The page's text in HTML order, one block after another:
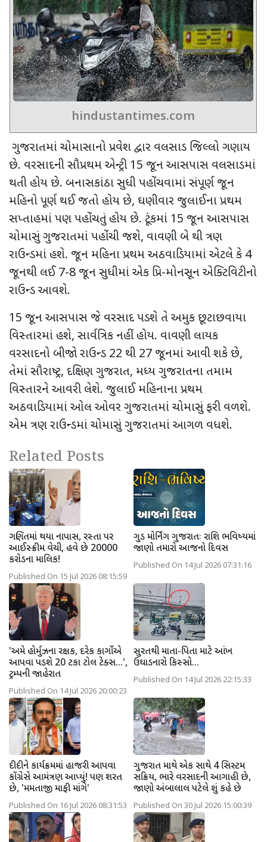
hindustantimes.com
ગુજરાતમાં ચોમાસાનો પ્રવેશ દ્વાર વલસાડ જિલ્લો ગણાય
છે. વરસાદની સૌપ્રથમ એન્ટ્રી 15 જૂન આસપાસ વલસાડમાં
થતી હોય છે. બનાસકાંઠા સુધી પહોંચવામાં સંપૂર્ણ જૂન
મહિનો પૂર્ણ થઈ જતો હોય છે, ઘણીવાર જુલાઈના પ્રથમ
સપ્તાહમાં પણ પહોંચતું હોય છે. ટૂંકમાં 15 જૂન આસપાસ
ચોમાસું ગુજરાતમાં પહોંચી જશે, વાવણી બે થી ત્રણ
રાઉન્ડમાં હશે. જૂન મહિના પ્રથમ અઠવાડિયામાં એટલે કે 4
જૂનથી લઈ 7-8 જૂન સુધીમાં એક પ્રિ-મોનસૂન એક્ટિવિટીનો
રાઉન્ડ આવશે.
15 જૂન આસપાસ જે વરસાદ પડશે તે અમુક છૂટાછવાયા
વિસ્તારમાં હશે, સાર્વત્રિક નહીં હોય. વાવણી લાયક
વરસાદનો બીજો રાઉન્ડ 22 થી 27 જૂનમાં આવી શકે છે,
તેમાં સૌરાષ્ટ્ર, દક્ષિણ ગુજરાત, મધ્ય ગુજરાતના તમામ
વિસ્તારને આવરી લેશે. જુલાઈ મહિનાના પ્રથમ
અઠવાડિયામાં ઓલ ઓવર ગુજરાતમાં ચોમાસું ફરી વળશે.
એમ ત્રણ રાઉન્ડમાં ચોમાસું ગુજરાતમાં આગળ વધશે.
Related Posts
ગણિતમાં થયા નાપાસ, રસ્તા પર
આઈસ્ક્રીમ વેચી, હવે છે 20000
કરોડના માલિક!
Published On 15 Jul 2026 08:15:59
ગુડ મોર્નિંગ ગુજરાતઃ રાશિ ભવિષ્યમાં
જાણો તમારો આજનો દિવસ
Published On 14 Jul 2026 07:31:16
'અમે હોર્મુઝના રક્ષક, દરેક કાર્ગોએ
આપવા પડશે 20 ટકા ટોલ ટેક્સ...',
ટ્રમ્પની જાહેરાત
Published On 14 Jul 2026 20:00:23
સુરતથી માતા-પિતા માટે આંખ
ઉઘાડનારો કિસ્સો...
Published On 14 Jul 2026 22:15:33
દીદીને કાર્યક્રમમાં હાજરી આપવા
કોંગ્રેસે આમંત્રણ આપ્યું! પણ શરત
છે, 'મમતાજી માફી માંગે'
Published On 16 Jul 2026 08:31:53
ગુજરાત માથે એક સાથે 4 સિસ્ટમ
સક્રિય, ભારે વરસાદની આગાહી છે,
જાણો અંબાલાલ પટેલે શું કહે છે
Published On 30 Jul 2026 15:00:39